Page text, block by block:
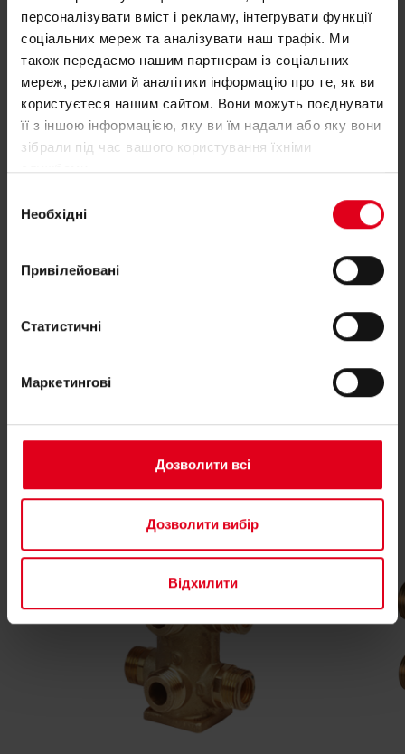
персоналізувати вміст і рекламу, інтегрувати функції
соціальних мереж та аналізувати наш трафік. Ми
також передаємо нашим партнерам із соціальних
мереж, реклами й аналітики інформацію про те, як ви
користуєтеся нашим сайтом. Вони можуть поєднувати
її з іншою інформацією, яку ви їм надали або яку вони
зібрали під час вашого користування їхніми
службами.
згоди
Необхідні
Привілейовані
Статистичні
Маркетингові
Дозволити всі
Дозволити вибір
Відхилити
P15FY025 1-1/2”UNS-F x G 1”F
Вам потрібна допомога з P15F?
Якщо вам потрібна додаткова інформація щодо
нами
Знайдіть свого консультанта Giacomini
Супутні товари